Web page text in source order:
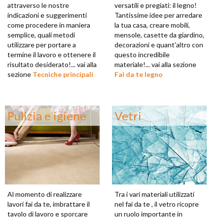
attraverso le nostre
indicazioni e suggerimenti
come procedere in maniera
semplice, quali metodi
utilizzare per portare a
termine il lavoro e ottenere il
risultato desiderato!... vai alla
sezione Tecniche principali
versatili e pregiati: il legno!
Tantissime idee per arredare
la tua casa, creare mobili,
mensole, casette da giardino,
decorazioni e quant'altro con
questo incredibile
materiale!... vai alla sezione
Fai da te legno
Pulizia e igiene
Al momento di realizzare
lavori fai da te, imbrattare il
tavolo di lavoro e sporcare
Vetri
Tra i vari materiali utilizzati
nel fai da te , il vetro ricopre
un ruolo importante in